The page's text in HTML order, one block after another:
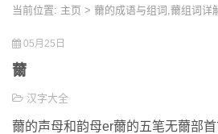
当前位置: 主页 > 薾的成语与组词,薾组词详
05月25日
薾
汉字大全
薾的声母和韵母er薾的五笔无薾部